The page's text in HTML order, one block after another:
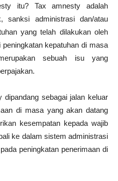
itu? Tax amnesty adalah
sanksi administrasi dan/atau
yang telah dilakukan oleh
kepatuhan di masa
sebuah isu yang
sebagai jalan keluar
di masa yang akan datang
kesempatan kepada wajib
ke dalam sistem administrasi
peningkatan penerimaan di